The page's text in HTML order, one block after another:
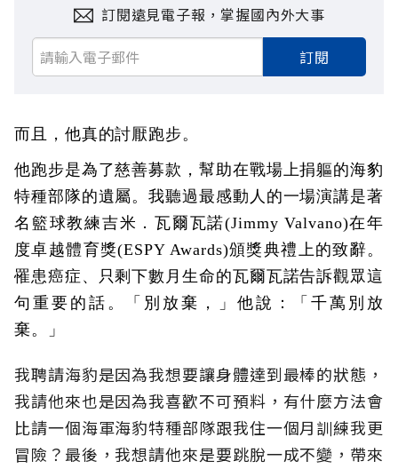
訂閱遠見電子報，掌握國內外大事
訂閱
而且，他真的討厭跑步。
他跑步是為了慈善募款，幫助在戰場上捐軀的海豹
特種部隊的遺屬。我聽過最感動人的一場演講是著
名籃球教練吉米．瓦爾瓦諾(Jimmy Valvano)在年
度卓越體育獎(ESPY Awards)頒獎典禮上的致辭。
罹患癌症、只剩下數月生命的瓦爾瓦諾告訴觀眾這
句重要的話。「別放棄，」他說：「千萬別放
棄。」
我聘請海豹是因為我想要讓身體達到最棒的狀態，
我請他來也是因為我喜歡不可預料，有什麼方法會
比請一個海軍海豹特種部隊跟我住一個月訓練我更
冒險？最後，我想請他來是要跳脫一成不變，帶來